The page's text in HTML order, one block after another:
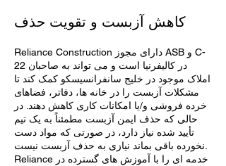
کاهش آزبست و تقویت حذف
Reliance Construction دارای مجوز ASB و C-
22 در کالیفرنیا است و می تواند به صاحبان
املاک موجود در خلیج سانفرانسیسکو کمک کند تا
مشکلات آزبست را در خانه ها، دفاتر، فضاهای
خرده فروشی و/یا امکانات کاری کاهش دهند. در
حالی که حذف ایمن آزبست مطمئناً به یک تیم
تأیید شده نیاز دارد، در صورتی که مواد دست
نخورده باقی بماند نیازی به حذف آزبست نیست.
Reliance خدمه ای را با آموزش های گسترده در